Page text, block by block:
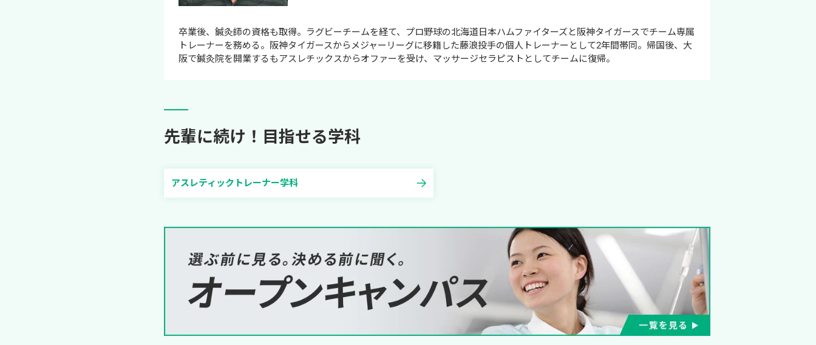
卒業後、鍼灸師の資格も取得。ラグビーチームを経て、プロ野球の北海道日本ハムファイターズと阪神タイガースでチーム専属
トレーナーを務める。阪神タイガースからメジャーリーグに移籍した藤浪投手の個人トレーナーとして2年間帯同。帰国後、大
阪で鍼灸院を開業するもアスレチックスからオファーを受け、マッサージセラピストとしてチームに復帰。
先輩に続け！目指せる学科
アスレティックトレーナー学科